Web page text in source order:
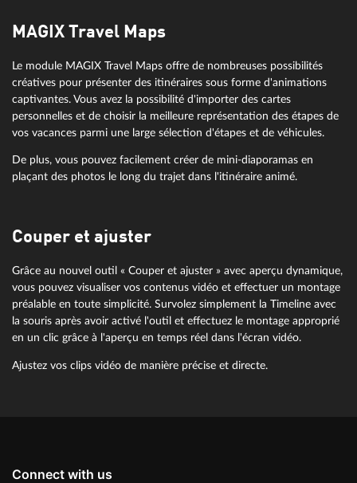
MAGIX Travel Maps
Le module MAGIX Travel Maps offre de nombreuses possibilités
créatives pour présenter des itinéraires sous forme d'animations
captivantes. Vous avez la possibilité d'importer des cartes
personnelles et de choisir la meilleure représentation des étapes de
vos vacances parmi une large sélection d'étapes et de véhicules.
De plus, vous pouvez facilement créer de mini-diaporamas en
plaçant des photos le long du trajet dans l'itinéraire animé.
Couper et ajuster
Grâce au nouvel outil « Couper et ajuster » avec aperçu dynamique,
vous pouvez visualiser vos contenus vidéo et effectuer un montage
préalable en toute simplicité. Survolez simplement la Timeline avec
la souris après avoir activé l'outil et effectuez le montage approprié
en un clic grâce à l'aperçu en temps réel dans l'écran vidéo.
Ajustez vos clips vidéo de manière précise et directe.
Connect with us